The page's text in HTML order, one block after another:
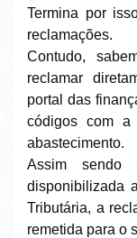
Termina por
reclamações.
Contudo,
reclamar
portal das
códigos com a
abastecimento.
Assim sendo
disponibilizada
Tributária, a
remetida para o